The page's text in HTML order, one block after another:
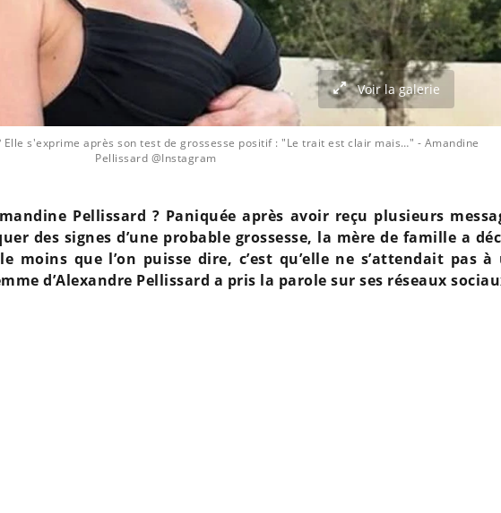
Elle s'exprime après son test de grossesse positif : "Le trait est clair mais…" - Amandine
Pellissard @Instagram
Voir la galerie
Pellissard ? Paniquée après avoir reçu plusieurs
des signes d’une probable grossesse, la mère de famille a
moins que l’on puisse dire, c’est qu’elle ne s’attendait pas
d’Alexandre Pellissard a pris la parole sur ses réseaux